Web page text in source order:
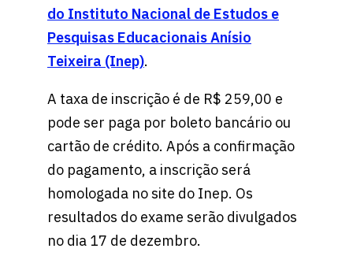
do Instituto Nacional de Estudos e
Pesquisas Educacionais Anísio
Teixeira (Inep).
A taxa de inscrição é de R$ 259,00 e
pode ser paga por boleto bancário ou
cartão de crédito. Após a confirmação
do pagamento, a inscrição será
homologada no site do Inep. Os
resultados do exame serão divulgados
no dia 17 de dezembro.